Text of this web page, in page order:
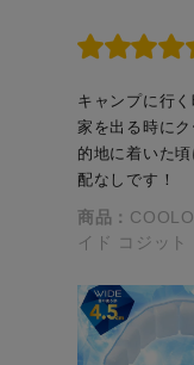
キャンプに行
家を出る時に
的地に着いた
配なしです！
商品：
イド コジット